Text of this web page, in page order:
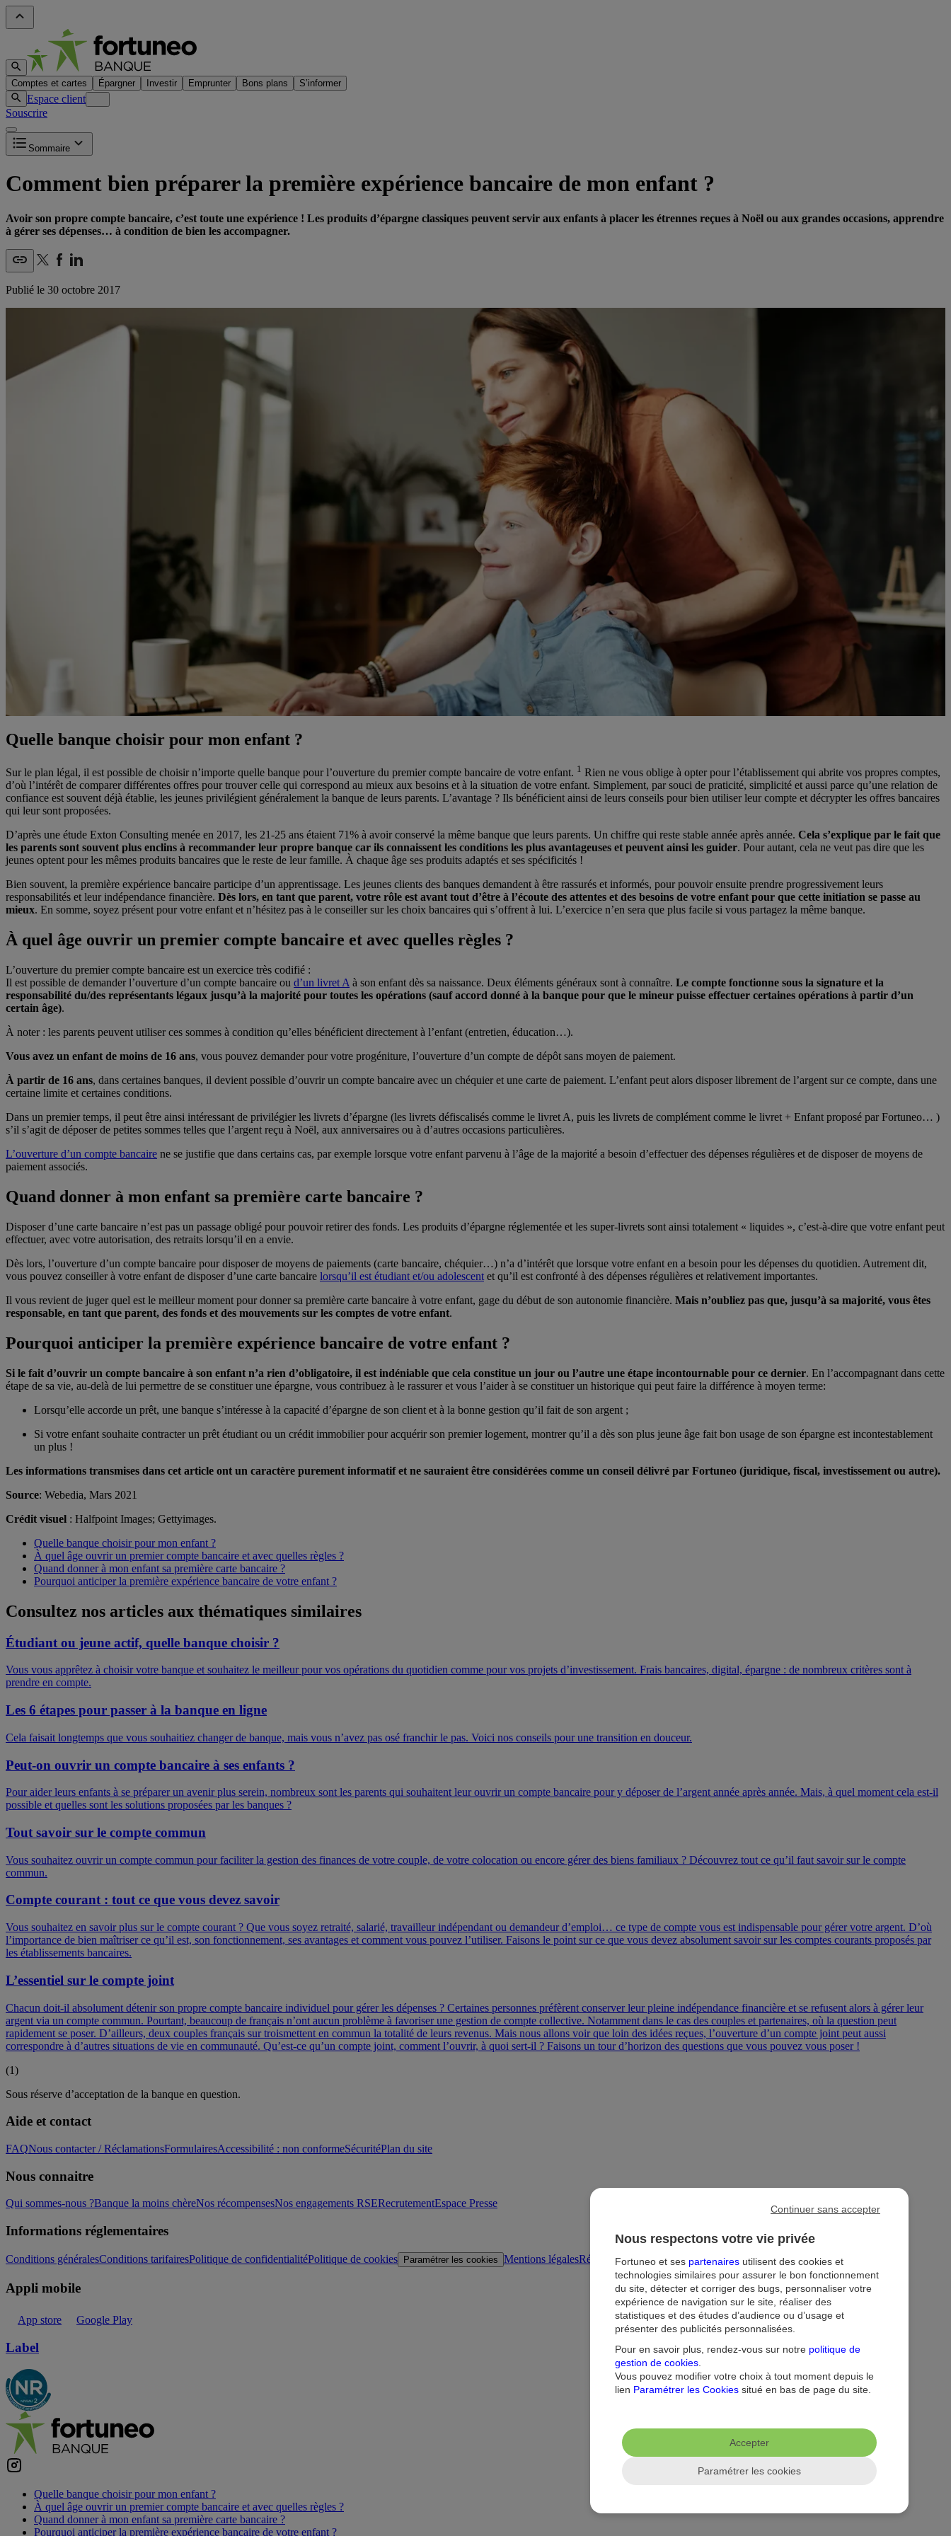
Comptes et cartes Épargner Investir Emprunter Bons plans S’informer
Espace client
Souscrire
Sommaire
Comment bien préparer la première expérience bancaire de mon enfant ?
Avoir son propre compte bancaire, c’est toute une expérience ! Les produits d’épargne classiques peuvent servir aux enfants à placer les étrennes reçues à Noël ou aux grandes occasions, apprendre
à gérer ses dépenses… à condition de bien les accompagner.
Publié le 30 octobre 2017
Quelle banque choisir pour mon enfant ?
Sur le plan légal, il est possible de choisir n’importe quelle banque pour l’ouverture du premier compte bancaire de votre enfant. 1 Rien ne vous oblige à opter pour l’établissement qui abrite vos propres comptes,
d’où l’intérêt de comparer différentes offres pour trouver celle qui correspond au mieux aux besoins et à la situation de votre enfant. Simplement, par souci de praticité, simplicité et aussi parce qu’une relation de
confiance est souvent déjà établie, les jeunes privilégient généralement la banque de leurs parents. L’avantage ? Ils bénéficient ainsi de leurs conseils pour bien utiliser leur compte et décrypter les offres bancaires
qui leur sont proposées.
D’après une étude Exton Consulting menée en 2017, les 21-25 ans étaient 71% à avoir conservé la même banque que leurs parents. Un chiffre qui reste stable année après année. Cela s’explique par le fait que
les parents sont souvent plus enclins à recommander leur propre banque car ils connaissent les conditions les plus avantageuses et peuvent ainsi les guider. Pour autant, cela ne veut pas dire que les
jeunes optent pour les mêmes produits bancaires que le reste de leur famille. À chaque âge ses produits adaptés et ses spécificités !
Bien souvent, la première expérience bancaire participe d’un apprentissage. Les jeunes clients des banques demandent à être rassurés et informés, pour pouvoir ensuite prendre progressivement leurs
responsabilités et leur indépendance financière. Dès lors, en tant que parent, votre rôle est avant tout d’être à l’écoute des attentes et des besoins de votre enfant pour que cette initiation se passe au
mieux. En somme, soyez présent pour votre enfant et n’hésitez pas à le conseiller sur les choix bancaires qui s’offrent à lui. L’exercice n’en sera que plus facile si vous partagez la même banque.
À quel âge ouvrir un premier compte bancaire et avec quelles règles ?
L’ouverture du premier compte bancaire est un exercice très codifié :
Il est possible de demander l’ouverture d’un compte bancaire ou d’un livret A à son enfant dès sa naissance. Deux éléments généraux sont à connaître. Le compte fonctionne sous la signature et la
responsabilité du/des représentants légaux jusqu’à la majorité pour toutes les opérations (sauf accord donné à la banque pour que le mineur puisse effectuer certaines opérations à partir d’un
certain âge).
À noter : les parents peuvent utiliser ces sommes à condition qu’elles bénéficient directement à l’enfant (entretien, éducation…).
Vous avez un enfant de moins de 16 ans, vous pouvez demander pour votre progéniture, l’ouverture d’un compte de dépôt sans moyen de paiement.
À partir de 16 ans, dans certaines banques, il devient possible d’ouvrir un compte bancaire avec un chéquier et une carte de paiement. L’enfant peut alors disposer librement de l’argent sur ce compte, dans une
certaine limite et certaines conditions.
Dans un premier temps, il peut être ainsi intéressant de privilégier les livrets d’épargne (les livrets défiscalisés comme le livret A, puis les livrets de complément comme le livret + Enfant proposé par Fortuneo… )
s’il s’agit de déposer de petites sommes telles que l’argent reçu à Noël, aux anniversaires ou à d’autres occasions particulières.
L’ouverture d’un compte bancaire ne se justifie que dans certains cas, par exemple lorsque votre enfant parvenu à l’âge de la majorité a besoin d’effectuer des dépenses régulières et de disposer de moyens de
paiement associés.
Quand donner à mon enfant sa première carte bancaire ?
Disposer d’une carte bancaire n’est pas un passage obligé pour pouvoir retirer des fonds. Les produits d’épargne réglementée et les super-livrets sont ainsi totalement « liquides », c’est-à-dire que votre enfant peut
effectuer, avec votre autorisation, des retraits lorsqu’il en a envie.
Dès lors, l’ouverture d’un compte bancaire pour disposer de moyens de paiements (carte bancaire, chéquier…) n’a d’intérêt que lorsque votre enfant en a besoin pour les dépenses du quotidien. Autrement dit,
vous pouvez conseiller à votre enfant de disposer d’une carte bancaire lorsqu’il est étudiant et/ou adolescent et qu’il est confronté à des dépenses régulières et relativement importantes.
Il vous revient de juger quel est le meilleur moment pour donner sa première carte bancaire à votre enfant, gage du début de son autonomie financière. Mais n’oubliez pas que, jusqu’à sa majorité, vous êtes
responsable, en tant que parent, des fonds et des mouvements sur les comptes de votre enfant.
Pourquoi anticiper la première expérience bancaire de votre enfant ?
Si le fait d’ouvrir un compte bancaire à son enfant n’a rien d’obligatoire, il est indéniable que cela constitue un jour ou l’autre une étape incontournable pour ce dernier. En l’accompagnant dans cette
étape de sa vie, au-delà de lui permettre de se constituer une épargne, vous contribuez à le rassurer et vous l’aider à se constituer un historique qui peut faire la différence à moyen terme:
Lorsqu’elle accorde un prêt, une banque s’intéresse à la capacité d’épargne de son client et à la bonne gestion qu’il fait de son argent ;
Si votre enfant souhaite contracter un prêt étudiant ou un crédit immobilier pour acquérir son premier logement, montrer qu’il a dès son plus jeune âge fait bon usage de son épargne est incontestablement
un plus !
Les informations transmises dans cet article ont un caractère purement informatif et ne sauraient être considérées comme un conseil délivré par Fortuneo (juridique, fiscal, investissement ou autre).
Source: Webedia, Mars 2021
Crédit visuel : Halfpoint Images; Gettyimages.
Quelle banque choisir pour mon enfant ?
À quel âge ouvrir un premier compte bancaire et avec quelles règles ?
Quand donner à mon enfant sa première carte bancaire ?
Pourquoi anticiper la première expérience bancaire de votre enfant ?
Consultez nos articles aux thématiques similaires
Étudiant ou jeune actif, quelle banque choisir ?
Vous vous apprêtez à choisir votre banque et souhaitez le meilleur pour vos opérations du quotidien comme pour vos projets d’investissement. Frais bancaires, digital, épargne : de nombreux critères sont à
prendre en compte.
Les 6 étapes pour passer à la banque en ligne
Cela faisait longtemps que vous souhaitiez changer de banque, mais vous n’avez pas osé franchir le pas. Voici nos conseils pour une transition en douceur.
Peut-on ouvrir un compte bancaire à ses enfants ?
Pour aider leurs enfants à se préparer un avenir plus serein, nombreux sont les parents qui souhaitent leur ouvrir un compte bancaire pour y déposer de l’argent année après année. Mais, à quel moment cela est-il
possible et quelles sont les solutions proposées par les banques ?
Tout savoir sur le compte commun
Vous souhaitez ouvrir un compte commun pour faciliter la gestion des finances de votre couple, de votre colocation ou encore gérer des biens familiaux ? Découvrez tout ce qu’il faut savoir sur le compte
commun.
Compte courant : tout ce que vous devez savoir
Vous souhaitez en savoir plus sur le compte courant ? Que vous soyez retraité, salarié, travailleur indépendant ou demandeur d’emploi… ce type de compte vous est indispensable pour gérer votre argent. D’où
l’importance de bien maîtriser ce qu’il est, son fonctionnement, ses avantages et comment vous pouvez l’utiliser. Faisons le point sur ce que vous devez absolument savoir sur les comptes courants proposés par
les établissements bancaires.
L’essentiel sur le compte joint
Chacun doit-il absolument détenir son propre compte bancaire individuel pour gérer les dépenses ? Certaines personnes préfèrent conserver leur pleine indépendance financière et se refusent alors à gérer leur
argent via un compte commun. Pourtant, beaucoup de français n’ont aucun problème à favoriser une gestion de compte collective. Notamment dans le cas des couples et partenaires, où la question peut
rapidement se poser. D’ailleurs, deux couples français sur troismettent en commun la totalité de leurs revenus. Mais nous allons voir que loin des idées reçues, l’ouverture d’un compte joint peut aussi
correspondre à d’autres situations de vie en communauté. Qu’est-ce qu’un compte joint, comment l’ouvrir, à quoi sert-il ? Faisons un tour d’horizon des questions que vous pouvez vous poser !
(1)
Sous réserve d’acceptation de la banque en question.
Aide et contact
FAQNous contacter / RéclamationsFormulairesAccessibilité : non conformeSécuritéPlan du site
Nous connaitre
Qui sommes-nous ?Banque la moins chèreNos récompensesNos engagements RSERecrutementEspace Presse
Informations réglementaires
Conditions généralesConditions tarifairesPolitique de confidentialitéPolitique de cookies Paramétrer les cookies Mentions légalesRéglementationDroit au compte et clients fragiles Dispositif d'alerte
Appli mobile
App store Google Play
Label
Quelle banque choisir pour mon enfant ?
À quel âge ouvrir un premier compte bancaire et avec quelles règles ?
Quand donner à mon enfant sa première carte bancaire ?
Pourquoi anticiper la première expérience bancaire de votre enfant ?
Nous respectons votre vie privée
Fortuneo et ses partenaires utilisent des cookies et
technologies similaires pour assurer le bon fonctionnement
du site, détecter et corriger des bugs, personnaliser votre
expérience de navigation sur le site, réaliser des
statistiques et des études d’audience ou d’usage et
présenter des publicités personnalisées.
Pour en savoir plus, rendez-vous sur notre politique de
gestion de cookies
Vous pouvez modifier votre choix à tout moment depuis le
lien Paramétrer les Cookies situé en bas de page du site.
Accepter
Continuer sans accepter
Paramétrer les cookies